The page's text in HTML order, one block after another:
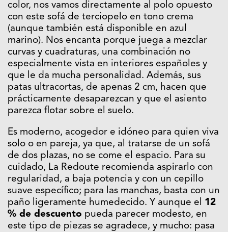
color, nos vamos directamente al polo opuesto
con este sofá de terciopelo en tono crema
(aunque también está disponible en azul
marino). Nos encanta porque juega a mezclar
curvas y cuadraturas, una combinación no
especialmente vista en interiores españoles y
que le da mucha personalidad. Además, sus
patas ultracortas, de apenas 2 cm, hacen que
prácticamente desaparezcan y que el asiento
parezca flotar sobre el suelo.
Es moderno, acogedor e idóneo para quien viva
solo o en pareja, ya que, al tratarse de un sofá
de dos plazas, no se come el espacio. Para su
cuidado, La Redoute recomienda aspirarlo con
regularidad, a baja potencia y con un cepillo
suave específico; para las manchas, basta con un
paño ligeramente humedecido. Y aunque el 12
% de descuento pueda parecer modesto, en
este tipo de piezas se agradece, y mucho: pasa